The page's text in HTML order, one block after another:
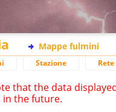
Mappe fulmini
Stazione
that the data
in the future.